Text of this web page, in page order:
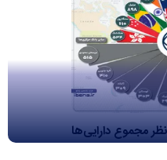
مجموع دارایی‌ها